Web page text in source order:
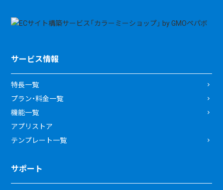
サービス情報
特長一覧
プラン・料金一覧
機能一覧
アプリストア
テンプレート一覧
サポート